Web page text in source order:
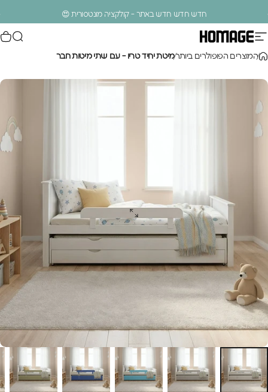
חדש חדש חדש באתר - קולקציה מונטסורית 😍
.
ניווט באתר
Homage Design
המוצרים הפופולרים ביותרמיטת יחיד טריו - עם שתי מיטות חבר